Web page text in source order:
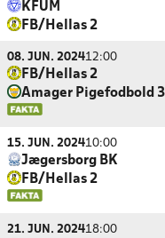
KFUM
FB/Hellas 2
08. JUN. 202412:00
FB/Hellas 2
Amager Pigefodbold 3
15. JUN. 202410:00
Jægersborg BK
FB/Hellas 2
21. JUN. 202418:00